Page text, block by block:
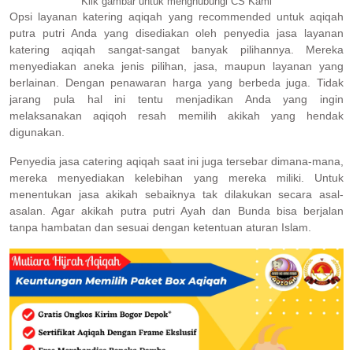
Opsi layanan katering aqiqah yang recommended untuk aqiqah
putra putri Anda yang disediakan oleh penyedia jasa layanan
katering aqiqah sangat-sangat banyak pilihannya. Mereka
menyediakan aneka jenis pilihan, jasa, maupun layanan yang
berlainan. Dengan penawaran harga yang berbeda juga. Tidak
jarang pula hal ini tentu menjadikan Anda yang ingin
melaksanakan aqiqoh resah memilih akikah yang hendak
digunakan.
Penyedia jasa catering aqiqah saat ini juga tersebar dimana-mana,
mereka menyediakan kelebihan yang mereka miliki. Untuk
menentukan jasa akikah sebaiknya tak dilakukan secara asal-
asalan. Agar akikah putra putri Ayah dan Bunda bisa berjalan
tanpa hambatan dan sesuai dengan ketentuan aturan Islam.